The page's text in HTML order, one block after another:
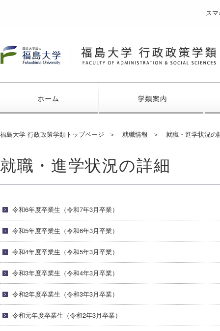
ス
福島大学
福島大学 行政政策学類トップページ 就職情報 就職・進学状況の
就職・進学状況の詳細
令和6年度卒業生（令和7年3月卒業）
令和5年度卒業生（令和6年3月卒業）
令和4年度卒業生（令和5年3月卒業）
令和3年度卒業生（令和4年3月卒業）
令和2年度卒業生（令和3年3月卒業）
令和元年度卒業生（令和2年3月卒業）